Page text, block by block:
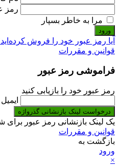
رمز
مرا به خاطر بسپار
ورود
آیا رمز عبور خود را فروش
قوانین و مقررات
فراموشی رمز عبور
رمز عبور خود را بازیابی کنید
درخواست لینک بازنشانی گذرواژه
یک لینک بازنشانی رمز عبور برای
قوانین و مقررات
بازگشت به
ورود
×